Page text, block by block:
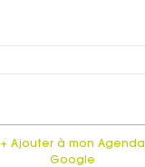
+ Ajouter à mon Agenda
Google